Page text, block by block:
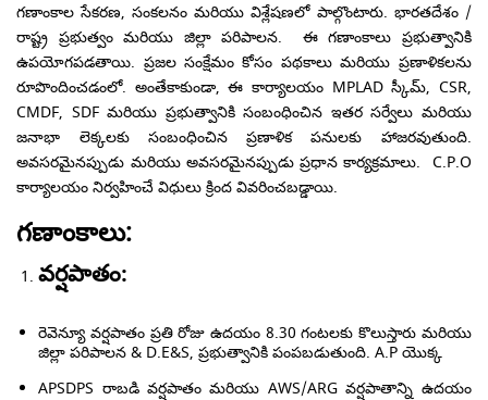
గణాంకాల సేకరణ, సంకలనం మరియు విశ్లేషణలో పాల్గొంటారు. భారతదేశం /
రాష్ట్ర ప్రభుత్వం మరియు జిల్లా పరిపాలన. ఈ గణాంకాలు ప్రభుత్వానికి
ఉపయోగపడతాయి. ప్రజల సంక్షేమం కోసం పథకాలు మరియు ప్రణాళికలను
రూపొందించడంలో. అంతేకాకుండా, ఈ కార్యాలయం MPLAD స్కీమ్, CSR,
CMDF, SDF మరియు ప్రభుత్వానికి సంబంధించిన ఇతర సర్వేలు మరియు
జనాభా లెక్కలకు సంబంధించిన ప్రణాళిక పనులకు హాజరవుతుంది.
అవసరమైనప్పుడు మరియు అవసరమైనప్పుడు ప్రధాన కార్యక్రమాలు. C.P.O
కార్యాలయం నిర్వహించే విధులు క్రింద వివరించబడ్డాయి.
గణాంకాలు:
వర్షపాతం:
రెవెన్యూ వర్షపాతం ప్రతి రోజు ఉదయం 8.30 గంటలకు కొలుస్తారు మరియు
జిల్లా పరిపాలన & D.E&S, ప్రభుత్వానికి పంపబడుతుంది. A.P యొక్క
APSDPS రాబడి వర్షపాతం మరియు AWS/ARG వర్షపాతాన్ని ఉదయం